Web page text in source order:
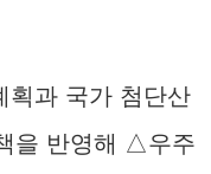
획과 국가 첨단산
을 반영해 △우주